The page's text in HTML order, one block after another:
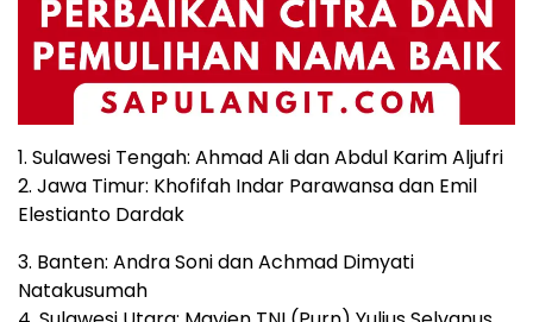
1. Sulawesi Tengah: Ahmad Ali dan Abdul Karim Aljufri
2. Jawa Timur: Khofifah Indar Parawansa dan Emil
Elestianto Dardak
3. Banten: Andra Soni dan Achmad Dimyati
Natakusumah